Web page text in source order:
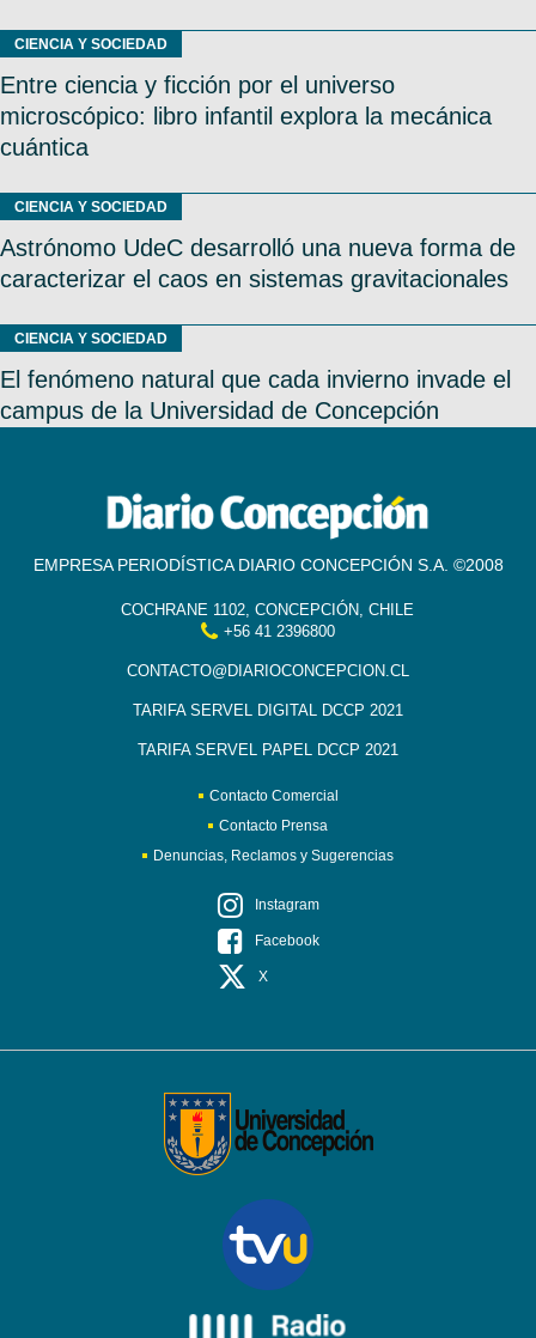
CIENCIA Y SOCIEDAD
Entre ciencia y ficción por el universo
microscópico: libro infantil explora la mecánica
cuántica
CIENCIA Y SOCIEDAD
Astrónomo UdeC desarrolló una nueva forma de
caracterizar el caos en sistemas gravitacionales
CIENCIA Y SOCIEDAD
El fenómeno natural que cada invierno invade el
campus de la Universidad de Concepción
EMPRESA PERIODÍSTICA DIARIO CONCEPCIÓN S.A. ©2008
COCHRANE 1102, CONCEPCIÓN, CHILE
+56 41 2396800
CONTACTO@DIARIOCONCEPCION.CL
TARIFA SERVEL DIGITAL DCCP 2021
TARIFA SERVEL PAPEL DCCP 2021
Contacto Comercial
Contacto Prensa
Denuncias, Reclamos y Sugerencias
Instagram
Facebook
X